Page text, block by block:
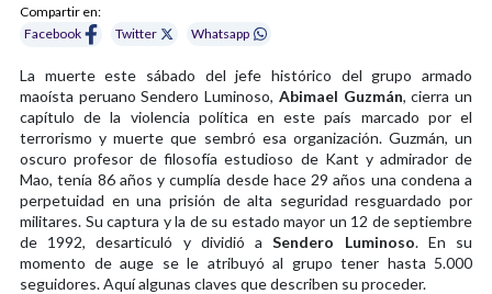
Compartir en:
Facebook
Twitter Whatsapp
La muerte este sábado del jefe histórico del grupo armado
maoísta peruano Sendero Luminoso, Abimael Guzmán, cierra un
capítulo de la violencia política en este país marcado por el
terrorismo y muerte que sembró esa organización. Guzmán, un
oscuro profesor de filosofía estudioso de Kant y admirador de
Mao, tenía 86 años y cumplía desde hace 29 años una condena a
perpetuidad en una prisión de alta seguridad resguardado por
militares. Su captura y la de su estado mayor un 12 de septiembre
de 1992, desarticuló y dividió aSendero Luminoso. En su
momento de auge se le atribuyó al grupo tener hasta 5.000
seguidores. Aquí algunas claves que describen su proceder.